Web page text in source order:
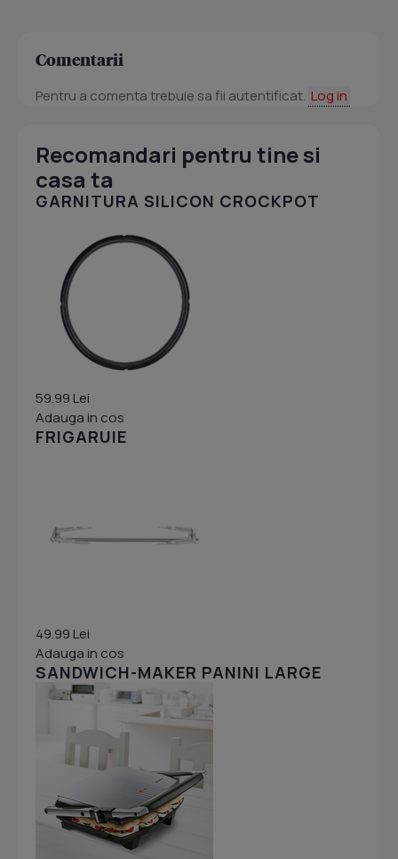
Comentarii
Pentru a comenta trebuie sa fii autentificat. Log in
Recomandari pentru tine si
casa ta
GARNITURA SILICON CROCKPOT
59.99 Lei
Adauga in cos
FRIGARUIE
49.99 Lei
Adauga in cos
SANDWICH-MAKER PANINI LARGE